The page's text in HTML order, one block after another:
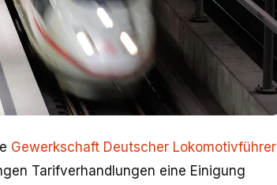
Gewerkschaft Deutscher Lokomotivführer
Tarifverhandlungen eine Einigung